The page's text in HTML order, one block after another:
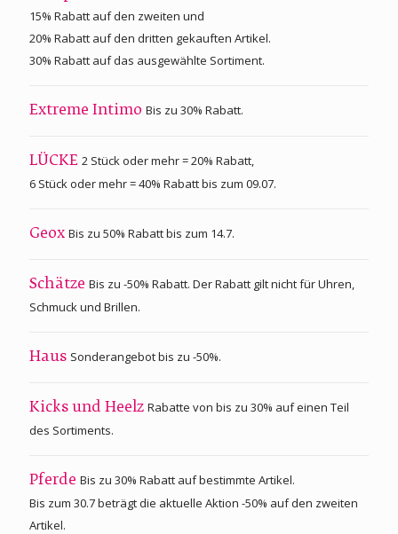
15% Rabatt auf den zweiten und
20% Rabatt auf den dritten gekauften Artikel.
30% Rabatt auf das ausgewählte Sortiment.
Extreme Intimo Bis zu 30% Rabatt.
LÜCKE 2 Stück oder mehr = 20% Rabatt,
6 Stück oder mehr = 40% Rabatt bis zum 09.07.
Geox Bis zu 50% Rabatt bis zum 14.7.
Schätze Bis zu -50% Rabatt. Der Rabatt gilt nicht für Uhren,
Schmuck und Brillen.
Haus Sonderangebot bis zu -50%.
Kicks und Heelz Rabatte von bis zu 30% auf einen Teil
des Sortiments.
Pferde Bis zu 30% Rabatt auf bestimmte Artikel.
Bis zum 30.7 beträgt die aktuelle Aktion -50% auf den zweiten
Artikel.